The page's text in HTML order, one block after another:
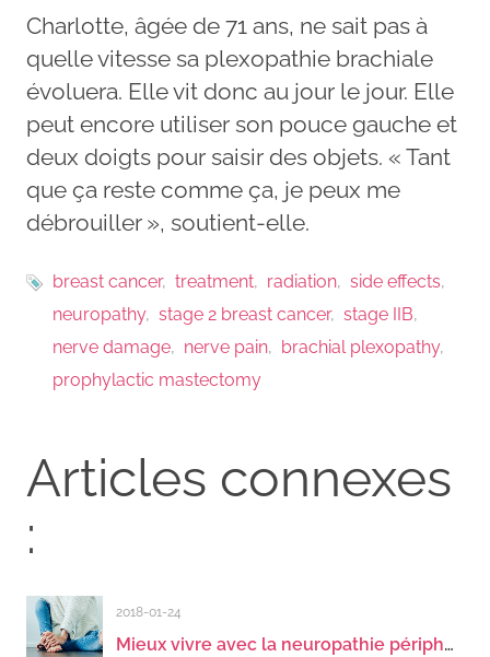
Charlotte, âgée de 71 ans, ne sait pas à
quelle vitesse sa plexopathie brachiale
évoluera. Elle vit donc au jour le jour. Elle
peut encore utiliser son pouce gauche et
deux doigts pour saisir des objets. « Tant
que ça reste comme ça, je peux me
débrouiller », soutient-elle.
breast cancer treatment radiation
side effects
neuropathy
stage 2 breast cancer
stage IIB
nerve damage
nerve pain
brachial plexopathy
prophylactic mastectomy
Articles connexes
:
2018-01-24
Mieux vivre avec la neuropathie périphérique induite par la chimiothérapie